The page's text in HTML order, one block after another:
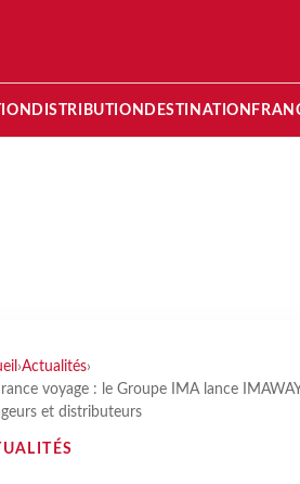
DISTRIBUTION DESTINATION
›Actualités›
voyage : le Groupe IMA lance
et distributeurs